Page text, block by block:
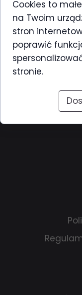
Cookies to
na Twoim
stron
poprawić
stronie.